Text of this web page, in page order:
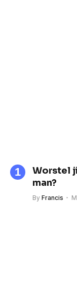
Worstel
man?
By Francis